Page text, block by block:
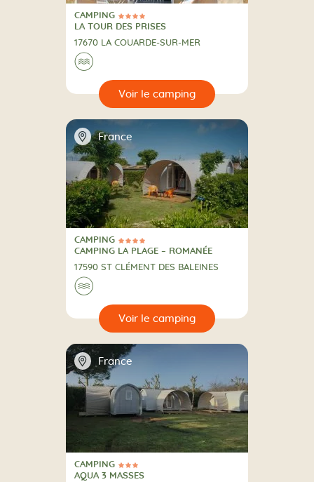
4 Étoiles
CAMPING
CAMPING
LA TOUR DES PRISES
17670 LA COUARDE-SUR-MER
Au bord de l'eau
🌊
📍 France
4 Étoiles
CAMPING
CAMPING
CAMPING LA PLAGE – ROMANÉE
17590 ST CLÉMENT DES BALEINES
Au bord de l'eau
🌊
📍 France
3 Étoiles
CAMPING
CAMPING
AQUA 3 MASSES